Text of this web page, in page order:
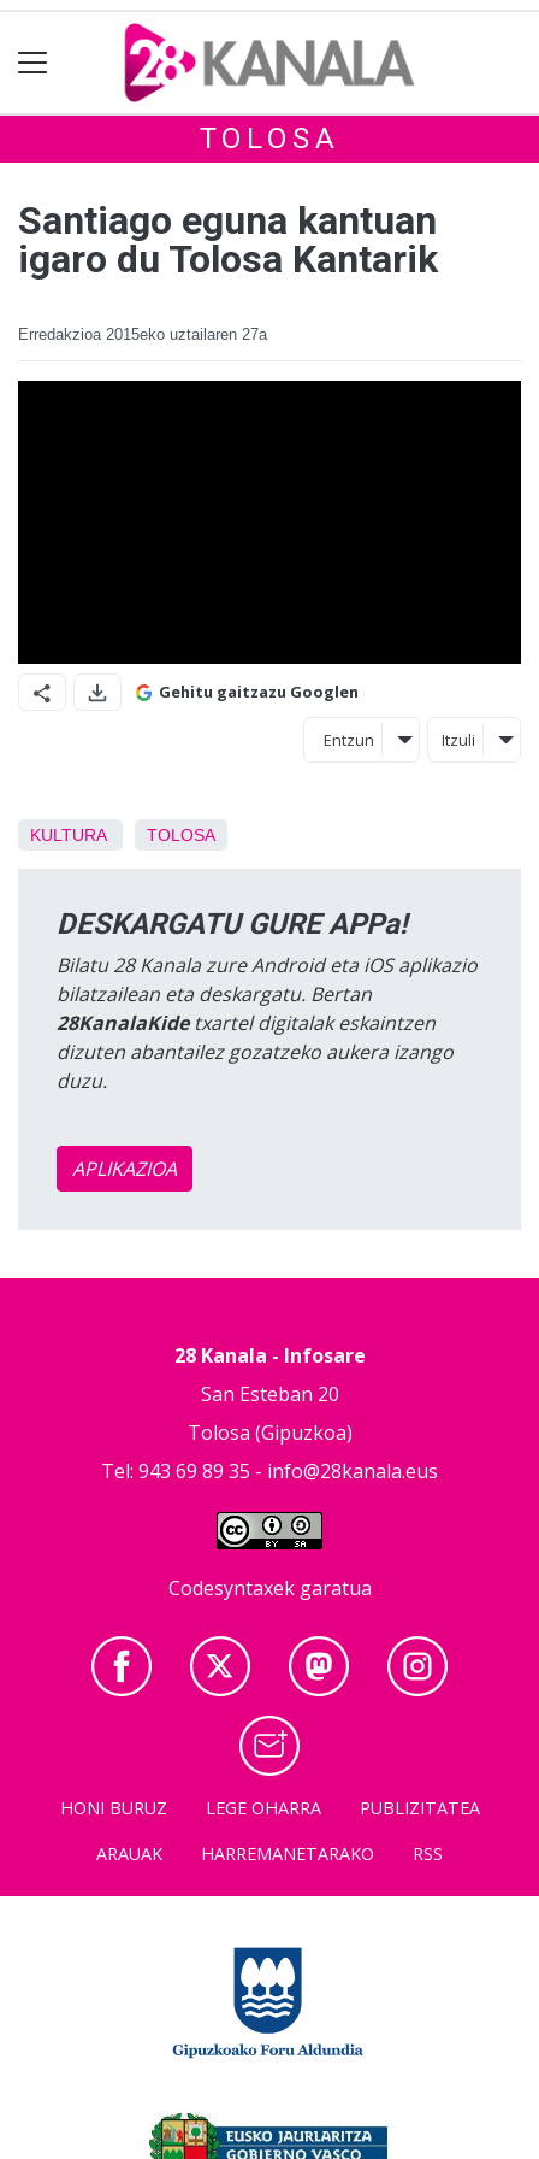
TOLOSA
Santiago eguna kantuan
igaro du Tolosa Kantarik
Erredakzioa 2015eko uztailaren 27a
Gehitu gaitzazu Googlen
Entzun Itzuli
KULTURA TOLOSA
DESKARGATU GURE APPa!
Bilatu 28 Kanala zure Android eta iOS aplikazio
bilatzailean eta deskargatu. Bertan
28KanalaKidetxartel digitalak eskaintzen
dizuten abantailez gozatzeko aukera izango
duzu.
APLIKAZIOA
28 Kanala - Infosare
San Esteban 20
Tolosa (Gipuzkoa)
Tel: 943 69 89 35 - info@28kanala.eus
Codesyntaxek garatua
HONI BURUZ LEGE OHARRA
PUBLIZITATEA
ARAUAK
HARREMANETARAKO RSS